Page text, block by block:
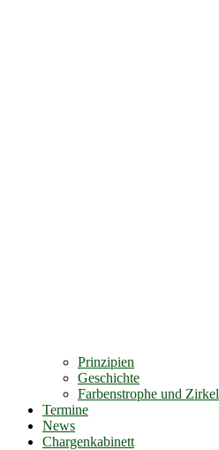
Prinzipien
Geschichte
Farbenstrophe und Zirkel
Termine
News
Chargenkabinett